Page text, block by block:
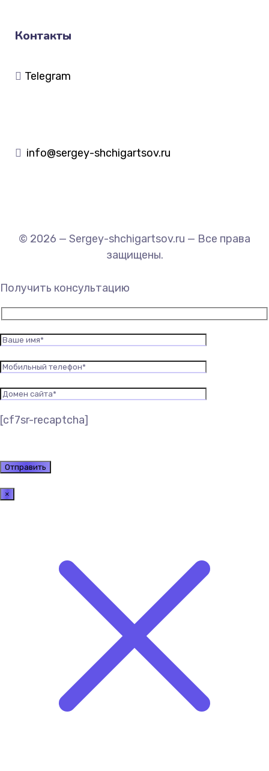
Контакты
Telegram
info@sergey-shchigartsov.ru
© 2026 — Sergey-shchigartsov.ru — Все права
защищены.
Получить консультацию
[cf7sr-recaptcha]
×